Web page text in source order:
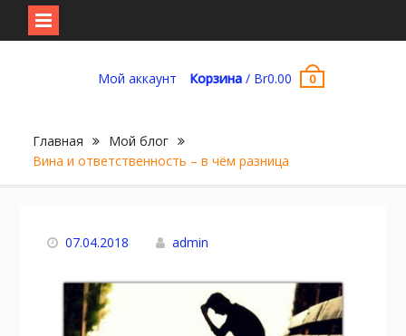
Мой аккаунт Корзина / Br0.00 0
Главная
Мой блог
Вина и ответственность – в чём разница
07.04.2018 admin